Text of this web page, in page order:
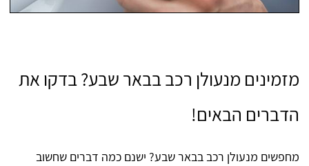
מזמינים מנעולן רכב בבאר שבע? בדקו את
הדברים הבאים!
מחפשים מנעולן רכב בבאר שבע? ישנם כמה דברים שחשוב